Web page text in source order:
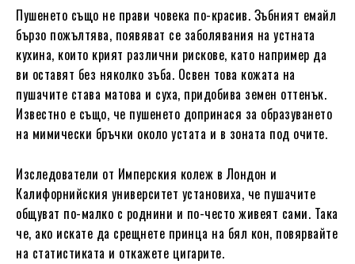
Пушенето също не прави човека по-красив. Зъбният емайл
бързо пожълтява, появяват се заболявания на устната
кухина, които крият различни рискове, като например да
ви оставят без няколко зъба. Освен това кожата на
пушачите става матова и суха, придобива земен оттенък.
Известно е също, че пушенето допринася за образуването
на мимически бръчки около устата и в зоната под очите.
Изследователи от Имперския колеж в Лондон и
Калифорнийския университет установиха, че пушачите
общуват по-малко с роднини и по-често живеят сами. Така
че, ако искате да срещнете принца на бял кон, повярвайте
на статистиката и откажете цигарите.